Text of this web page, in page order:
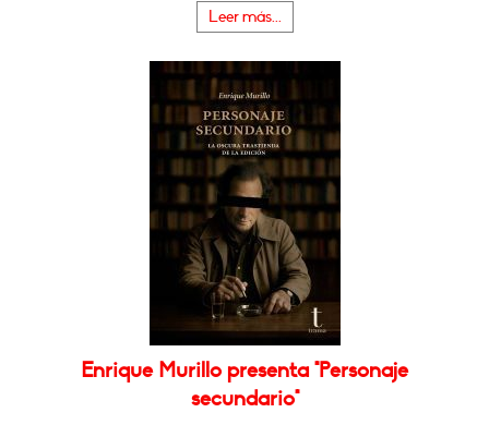
Leer más...
Enrique Murillo presenta "Personaje
secundario"